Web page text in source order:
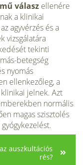
válasz ellenére
a klinikai
agyvérzés és a
vizsgálatára
tekinti
betegség
nyomás
ellenkezőleg, a
jelnek. Azt
normális
magas szisztolés
auszkultációs
rés?